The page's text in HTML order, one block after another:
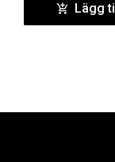
Lägg till